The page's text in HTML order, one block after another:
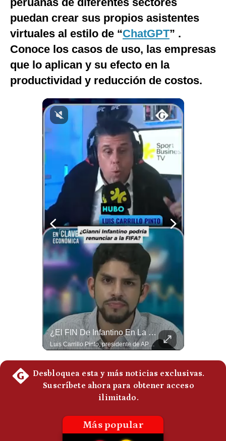
Mix
G de Gestión
Notas Contratadas
Podcast
Gestión TV
Fotogalerías
Condiciones
Privacidad
Frecuentes
puedan crear sus propios asistentes
virtuales al estilo de “ChatGPT” .
Conoce los casos de uso, las empresas
que lo aplican y su efecto en la
productividad y reducción de costos.
¿El FIN De Infantino En La FIFA? El Grave Pronóstico Sobre Su Renuncia | #EnClaveEconómica
Luis Carrillo Pinto, presidente de APEMD pronostica meses muy difíciles para Infantino y sostiene que una mayor presión de la UEFA, junto con nuevas investigaciones periodísticas, podría llevarlo a dimitir. También menciona renuncias internas y acusaciones de que el proyecto fue impulsado por una sola persona. #GianniInfantino #FIFA #UEFA #LuisCarrilloPinto #APEMD #Futbol #NoticiasDeportivas #Mundial #Shorts 👉 Suscríbete y activa la campana para no perderte nuestro análisis diario. 🌎 Síguenos en nuestras redes sociales: 📌 Web oficial: https://gestion.pe/mundo/ 📌 LinkedIn: http://bit.ly/3HYIET0 📌 X (Twitter): http://bit.ly/4noZtX9 📌 TikTok: http://bit.ly/4evB6TO